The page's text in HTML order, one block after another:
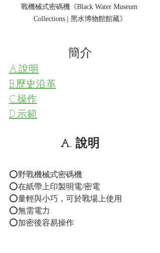
戰機械式密碼機《Black Water Museum
Collections | 黑水博物館館藏》
簡介
A.說明
B.歷史沿革
C.操作
D.示範
A. 說明
⭕野戰機械式密碼機
⭕在紙帶上印製明電/密電
⭕量輕與小巧，可於戰場上使用
⭕無需電力
⭕加密後容易操作